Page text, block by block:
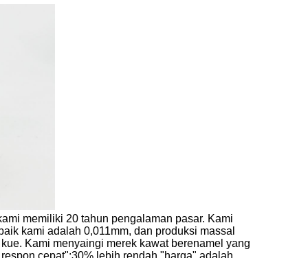
memiliki 20 tahun pengalaman pasar. Kami
kami adalah 0,011mm, dan produksi massal
Kami menyaingi merek kawat berenamel yang
cepat";30% lebih rendah "harga" adalah